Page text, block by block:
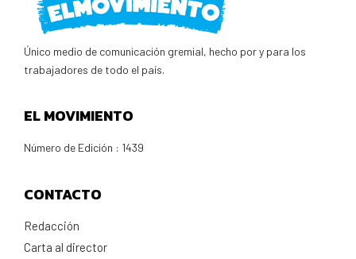
Único medio de comunicación gremial, hecho por y para los
trabajadores de todo el país.
EL MOVIMIENTO
Número de Edición : 1439
CONTACTO
Redacción
Carta al director